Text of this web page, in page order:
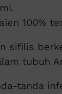
100%
sifilis
tubuh
tanda